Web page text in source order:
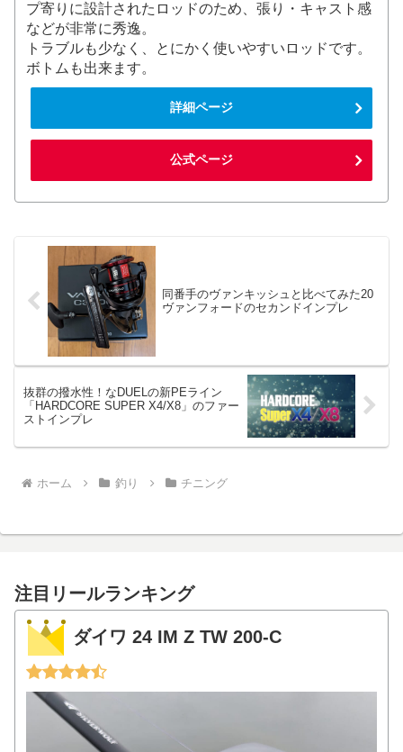
プ寄りに設計されたロッドのため、張り・キャスト感
などが非常に秀逸。
トラブルも少なく、とにかく使いやすいロッドです。
ボトムも出来ます。
詳細ページ
公式ページ
同番手のヴァンキッシュと比べてみた20
ヴァンフォードのセカンドインプレ
抜群の撥水性！なDUELの新PEライン
「HARDCORE SUPER X4/X8」のファー
ストインプレ
ホーム 釣り チニング
注目リールランキング
ダイワ 24 IM Z TW 200-C